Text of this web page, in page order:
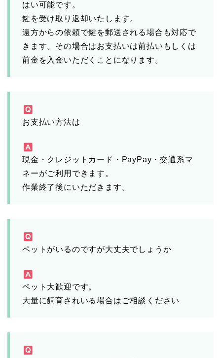
はい可能です。
鍵を受け取り返却いたします。
遠方からの依頼で鍵を郵送される場合も対応で
きます。その場合はお支払いは前払いもしくは
前金を入金いただくことになります。
お支払い方法は
現金・クレジットカード・PayPay・交通系マ
ネーがご利用できます。
作業終了後にいただきます。
ペットがいるのですが大丈夫でしょうか
ペット大歓迎です。
大量に飼育されいる場合はご相談ください